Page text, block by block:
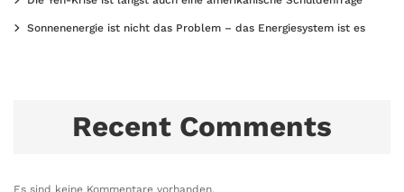
Sonnenenergie ist nicht das Problem – das Energiesystem ist es
Recent Comments
Es sind keine Kommentare vorhanden.